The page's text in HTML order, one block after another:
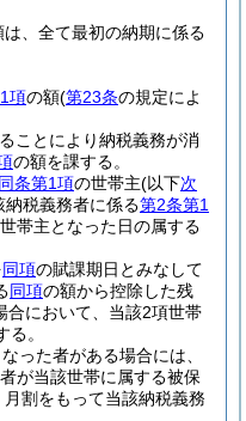
、全て最初の納期に係る
項の額(第23条の規定によ
ことにより納税義務が消
の額を課する。
同条第1項の世帯主(以下次
税義務者に係る第2条第1
帯主となった日の属する
同項の賦課期日とみなして
同項の額から控除した残
合において、当該2項世帯
。
なった者がある場合には、
が当該世帯に属する被保
割をもって当該納税義務